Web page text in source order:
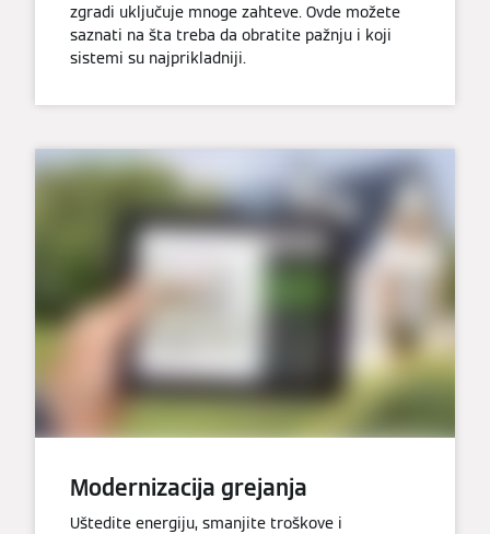
zgradi uključuje mnoge zahteve. Ovde možete
saznati na šta treba da obratite pažnju i koji
sistemi su najprikladniji.
Modernizacija grejanja
Uštedite energiju, smanjite troškove i